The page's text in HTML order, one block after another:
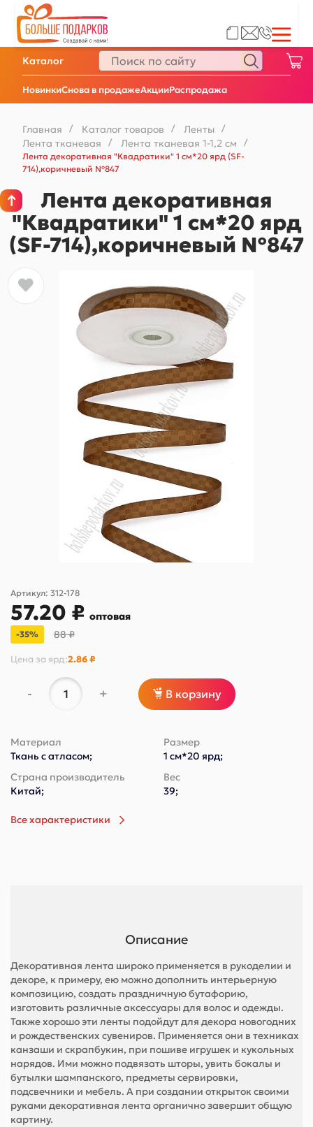
НовинкиСнова в продажеАкцииРаспродажа
Каталог
Главная / Каталог товаров / Ленты /
Лента тканевая / Лента тканевая 1-1,2 см
/
Лента декоративная "Квадратики" 1 см*20 ярд (SF-
714),коричневый №847
Лента декоративная
"Квадратики" 1 см*20 ярд
(SF-714),коричневый №847
Артикул: 312-178
57.20 ₽ оптовая
-35% 88 ₽
Цена за ярд:2.86 ₽
- + В корзину
Материал
Ткань с атласом;
Размер
1 см*20 ярд;
Страна производитель
Китай;
Вес
39;
Все характеристики
Описание
Декоративная лента широко применяется в рукоделии и
декоре, к примеру, ею можно дополнить интерьерную
композицию, создать праздничную бутафорию,
изготовить различные аксессуары для волос и одежды.
Также хорошо эти ленты подойдут для декора новогодних
и рождественских сувениров. Применяется они в техниках
канзаши и скрапбукин, при пошиве игрушек и кукольных
нарядов. Ими можно подвязать шторы, увить бокалы и
бутылки шампанского, предметы сервировки,
подсвечники и мебель. А при создании открыток своими
руками декоративная лента органично завершит общую
картину.